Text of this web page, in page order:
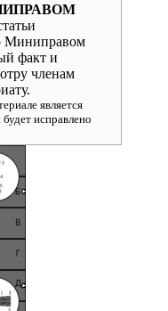
Миниправом
факт и
членам
является
исправлено